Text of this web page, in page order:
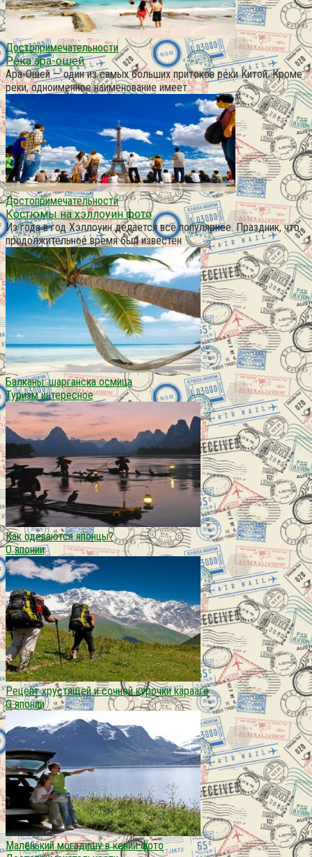
Достопримечательности
Река ара-ошей
Ара-Ошей — один из самых больших притоков реки Китой. Кроме
реки, одноименное наименование имеет
Достопримечательности
Костюмы на хэллоуин фото
Из года в год Хэллоуин делается всё популярнее. Праздник, что
продолжительное время был известен
Балканы. шарганска осмица
Туризм интересное
Как одеваются японцы?
О японии
Рецепт хрустящей и сочной курочки карааге
О японии
Маленький могадишу в кении фото